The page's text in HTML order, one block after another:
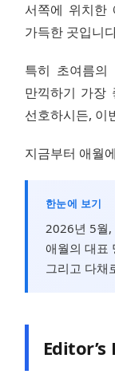
서쪽에 위치한
가득한 곳입니
특히 초여름
만끽하기 가장
선호하시든, 이
지금부터 애월
한눈에 보기
2026년 5월,
애월의 대표
그리고 다채
Editor’s